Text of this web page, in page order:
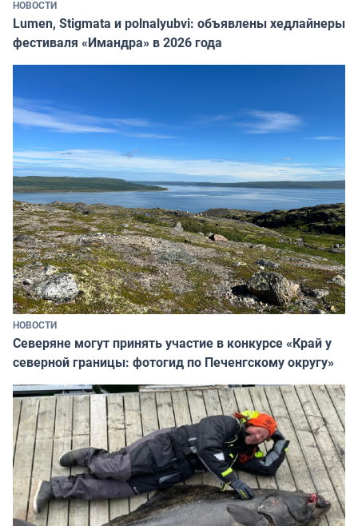
НОВОСТИ
Lumen, Stigmata и polnalyubvi: объявлены хедлайнеры
фестиваля «Имандра» в 2026 года
НОВОСТИ
Северяне могут принять участие в конкурсе «Край у
северной границы: фотогид по Печенгскому округу»